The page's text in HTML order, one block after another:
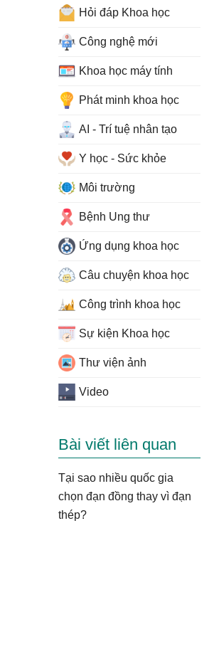
Hỏi đáp Khoa học
Công nghệ mới
Khoa học máy tính
Phát minh khoa học
AI - Trí tuệ nhân tạo
Y học - Sức khỏe
Môi trường
Bệnh Ung thư
Ứng dụng khoa học
Câu chuyện khoa học
Công trình khoa học
Sự kiện Khoa học
Thư viện ảnh
Video
Bài viết liên quan
Tại sao nhiều quốc gia
chọn đạn đồng thay vì đạn
thép?